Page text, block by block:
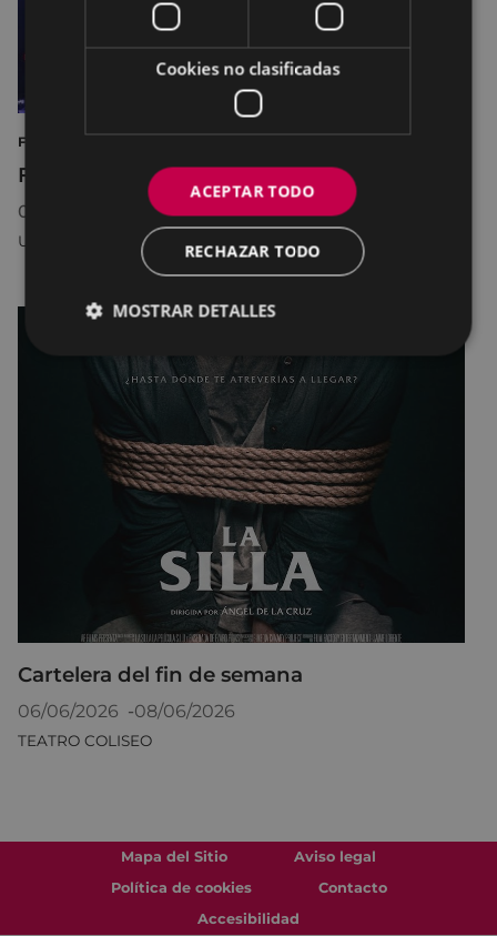
FIESTAS MÚSICA JUEGOS
Fiestas de Urki
06/06/2026
URKI
Cartelera del fin de semana
06/06/2026 -08/06/2026
TEATRO COLISEO
Mapa del Sitio
Aviso legal
Política de cookies
Contacto
Accesibilidad
Cookies no clasificadas
ACEPTAR TODO
RECHAZAR TODO
MOSTRAR DETALLES